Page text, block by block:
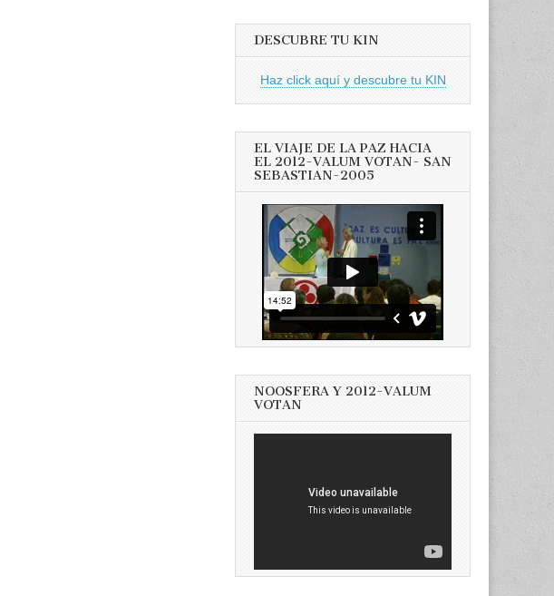
DESCUBRE TU KIN
Haz click aquí y descubre tu KIN
EL VIAJE DE LA PAZ HACIA
EL 2012-VALUM VOTAN- SAN
SEBASTIAN-2005
NOOSFERA Y 2012-VALUM
VOTAN